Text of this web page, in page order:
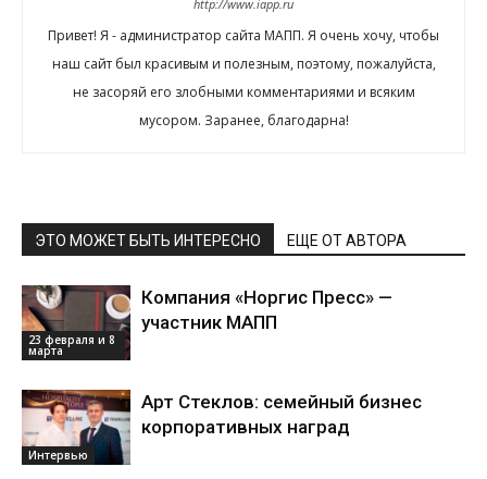
http://www.iapp.ru
Привет! Я - администратор сайта МАПП. Я очень хочу, чтобы
наш сайт был красивым и полезным, поэтому, пожалуйста,
не засоряй его злобными комментариями и всяким
мусором. Заранее, благодарна!
ЭТО МОЖЕТ БЫТЬ ИНТЕРЕСНО ЕЩЕ ОТ АВТОРА
23 февраля и 8
марта
Компания «Норгис Пресс» —
участник МАПП
Интервью
Арт Стеклов: семейный бизнес
корпоративных наград